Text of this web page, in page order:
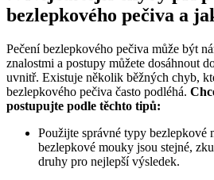
bezlepkového⁢ pečiva a
Pečení bezlepkového pečiva může být
znalostmi ⁢a postupy můžete dosáhnout
uvnitř. Existuje několik běžných‌ chyb,
bezlepkového pečiva často podléhá.
postupujte podle těchto tipů:
Použijte ‍správné typy bezlepkové
bezlepkové ‍mouky jsou stejné,
druhy pro nejlepší výsledek.